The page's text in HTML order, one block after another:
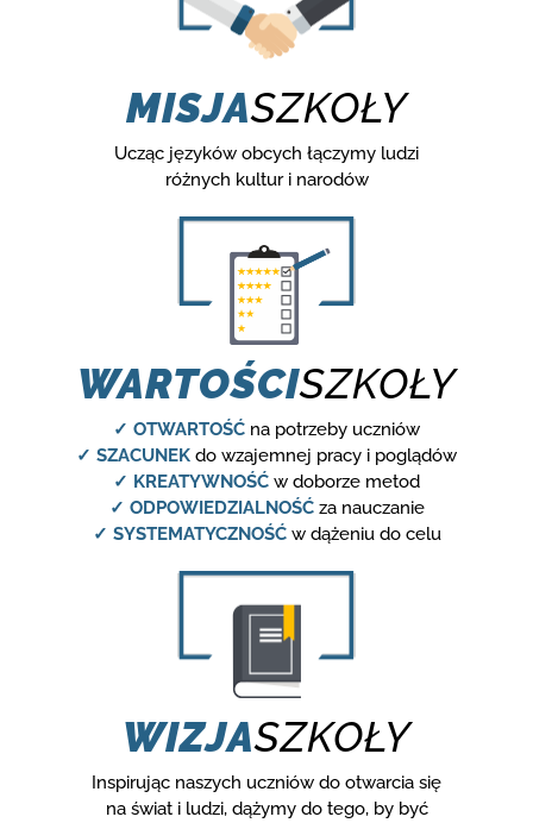
MISJASZKOŁY
Ucząc języków obcych łączymy ludzi
różnych kultur i narodów
WARTOŚCISZKOŁY
✓ OTWARTOŚĆ na potrzeby uczniów
✓ SZACUNEK do wzajemnej pracy i poglądów
✓ KREATYWNOŚĆ w doborze metod
✓ ODPOWIEDZIALNOŚĆza nauczanie
✓ SYSTEMATYCZNOŚĆw dążeniu do celu
WIZJASZKOŁY
Inspirując naszych uczniów do otwarcia się
na świat i ludzi, dążymy do tego, by być